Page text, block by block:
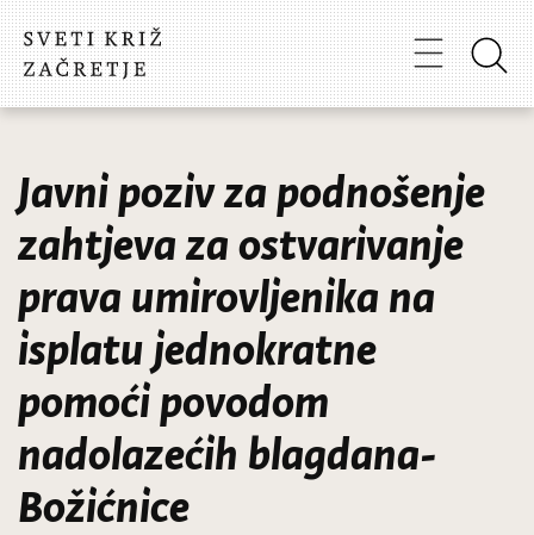
Javni poziv za podnošenje
zahtjeva za ostvarivanje
prava umirovljenika na
isplatu jednokratne
pomoći povodom
nadolazećih blagdana-
Božićnice